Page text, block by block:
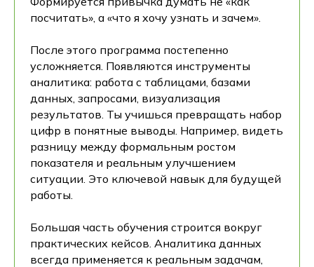
посчитать», а «что я хочу узнать и зачем».
После этого программа постепенно
усложняется. Появляются инструменты
аналитика: работа с таблицами, базами
данных, запросами, визуализация
результатов. Ты учишься превращать набор
цифр в понятные выводы. Например, видеть
разницу между формальным ростом
показателя и реальным улучшением
ситуации. Это ключевой навык для будущей
работы.
Большая часть обучения строится вокруг
практических кейсов. Аналитика данных
всегда применяется к реальным задачам,